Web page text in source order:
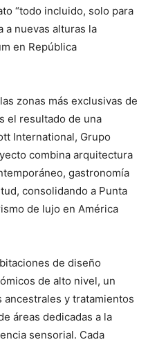
“todo incluido, solo para
a nuevas alturas la
en República
zonas más exclusivas de
el resultado de una
International, Grupo
combina arquitectura
gastronomía
consolidando a Punta
de lujo en América
de diseño
de alto nivel, un
ancestrales y tratamientos
áreas dedicadas a la
sensorial. Cada